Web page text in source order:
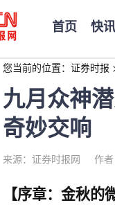
首页 快讯
您当前的位置： 证券时报
九月众神
奇妙交响
来源：证券时报网 作
【序章：金秋的